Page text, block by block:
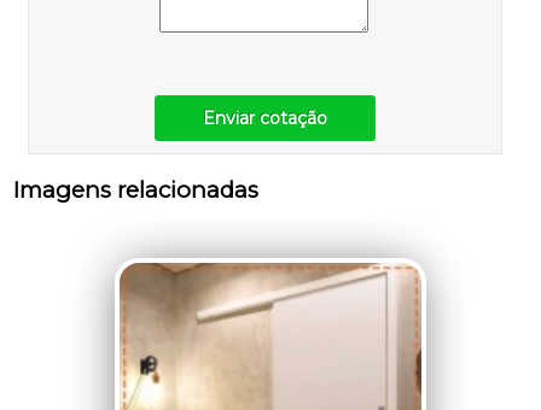
Enviar cotação
Imagens relacionadas